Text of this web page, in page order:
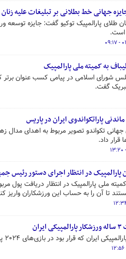
جهانی خط بطلانی بر تبلیغات علیه
طلای پارالمپیک توکیو گفت: جایزه توسعه
است.
به کمیته ملی پارالمپیک
شورای اسلامی در پیامی کسب عنوان برتر
ماندنی پاراتکواندوی ایران در پاریس
قرار داد.
پارالمپیک در انتظار اجرای دستور رئیس
تا آن را به حساب این ورزشکاران واریز
که قرار بود در بازی‌های ۲۰۲۴ پاریس نیز شرکت کند، با محرومیت سه ساله مواجه شد.